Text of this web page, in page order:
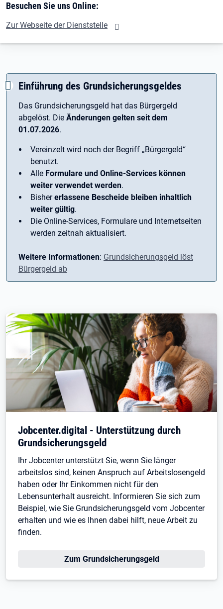
Besuchen Sie uns Online:
Zur Webseite der Dienststelle
Einführung des Grundsicherungsgeldes
Das Grundsicherungsgeld hat das Bürgergeld
abgelöst. Die Änderungen gelten seit dem
01.07.2026.
Vereinzelt wird noch der Begriff ­„Bürgergeld“
benutzt.
Alle Formulare und Online-Services können
weiter verwendet werden.
Bishererlassene Bescheide bleiben inhaltlich
weiter gültig.
Die Online-Services, Formulare und Internetseiten
werden zeitnah aktualisiert.
Weitere Informationen: Grundsicherungsgeld löst
Bürgergeld ab
Jobcenter.digital - Unterstützung durch
Grundsicherungsgeld
Ihr Jobcenter unterstützt Sie, wenn Sie länger
arbeitslos sind, keinen Anspruch auf Arbeitslosengeld
haben oder Ihr Einkommen nicht für den
Lebensunterhalt ausreicht. Informieren Sie sich zum
Beispiel, wie Sie Grundsicherungsgeld vom Jobcenter
erhalten und wie es Ihnen dabei hilft, neue Arbeit zu
finden.
Zum Grundsicherungsgeld